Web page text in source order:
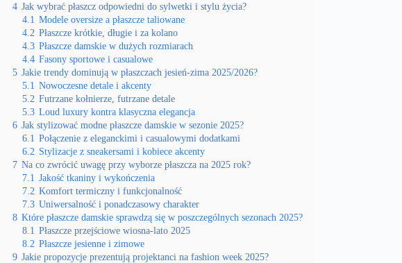
4 Jak wybrać płaszcz odpowiedni do sylwetki i stylu życia?
4.1 Modele oversize a płaszcze taliowane
4.2 Płaszcze krótkie, długie i za kolano
4.3 Płaszcze damskie w dużych rozmiarach
4.4 Fasony sportowe i casualowe
5 Jakie trendy dominują w płaszczach jesień-zima 2025/2026?
5.1 Nowoczesne detale i akcenty
5.2 Futrzane kołnierze, futrzane detale
5.3 Loud luxury kontra klasyczna elegancja
6 Jak stylizować modne płaszcze damskie w sezonie 2025?
6.1 Połączenie z eleganckimi i casualowymi dodatkami
6.2 Stylizacje z sneakersami i kobiece akcenty
7 Na co zwrócić uwagę przy wyborze płaszcza na 2025 rok?
7.1 Jakość tkaniny i wykończenia
7.2 Komfort termiczny i funkcjonalność
7.3 Uniwersalność i ponadczasowy charakter
8 Które płaszcze damskie sprawdzą się w poszczególnych sezonach 2025?
8.1 Płaszcze przejściowe wiosna-lato 2025
8.2 Płaszcze jesienne i zimowe
9 Jakie propozycje prezentują projektanci na fashion week 2025?